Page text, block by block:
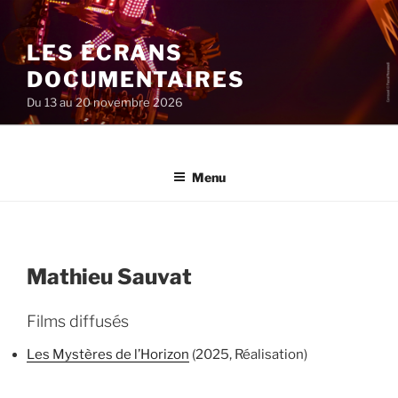
au
contenu
principal
LES ÉCRANS
DOCUMENTAIRES
Du 13 au 20 novembre 2026
Menu
Mathieu Sauvat
Films diffusés
Les Mystères de l’Horizon (2025, Réalisation)